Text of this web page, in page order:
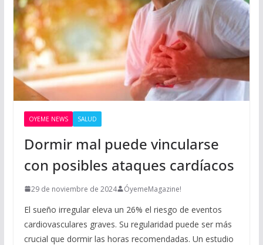
OYEME NEWS SALUD
Dormir mal puede vincularse
con posibles ataques cardíacos
29 de noviembre de 2024 ÓyemeMagazine!
El sueño irregular eleva un 26% el riesgo de eventos
cardiovasculares graves. Su regularidad puede ser más
crucial que dormir las horas recomendadas. Un estudio